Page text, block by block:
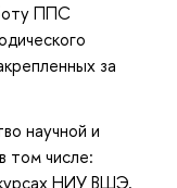
ППС
за
научной и
том числе:
НИУ ВШЭ,